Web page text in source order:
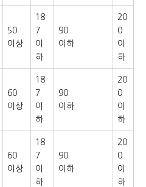
50
이상
18
7
이
하
90
이하
20
0
이
하
60
이상
18
7
이
하
90
이하
20
0
이
하
60
이상
18
7
이
하
90
이하
20
0
이
하